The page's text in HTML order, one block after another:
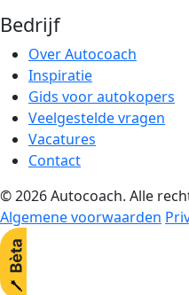
Bedrijf
Over Autocoach
Inspiratie
Gids voor autokopers
Veelgestelde vragen
Vacatures
Contact
© 2026 Autocoach. Alle
Algemene voorwaarden